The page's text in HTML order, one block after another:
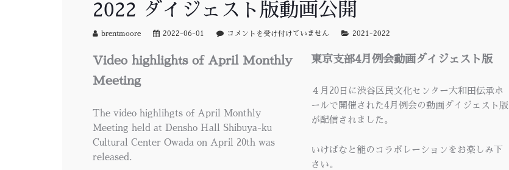
2022 ダイジェスト版動画公開
brentmoore 2022-06-01 コメントを受け付けていません 2021-2022
Video highlights of April Monthly
Meeting
The video highlihgts of April Monthly
Meeting held at Densho Hall Shibuya-ku
Cultural Center Owada on April 20th was
released.
東京支部4月例会動画ダイジェスト版
４月20日に渋谷区民文化センター大和田伝承ホ
ールで開催された4月例会の動画ダイジェスト版
が配信されました。
いけばなと能のコラボレーションをお楽しみ下
さい。